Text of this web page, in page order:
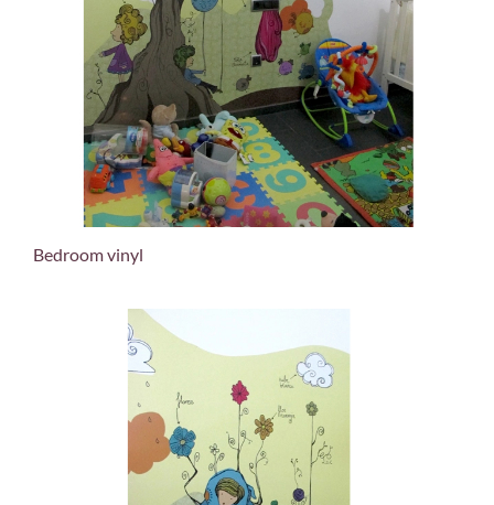
Bedroom vinyl